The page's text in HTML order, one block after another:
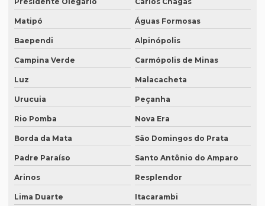
Intérprete profissional coreano português
Intérprete profissional em eventos
Intérprete profissional de francês
Intérprete remoto
Intérprete para reuniões
Intérprete para seminários
Intérprete simultâneo em bh
Intérprete simultâneo espanhol em bh
Intérprete simultâneo espanhol rio de janeiro
Matipó Águas Formosas
Baependi Alpinópolis
Campina Verde Carmópolis de Minas
Luz Malacacheta
Urucuia Peçanha
Rio Pomba Nova Era
Borda da Mata São Domingos do Prata
Padre Paraíso Santo Antônio do Amparo
Arinos Resplendor
Lima Duarte Itacarambi